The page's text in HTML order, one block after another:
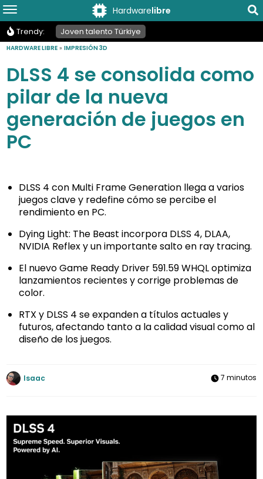
Hardwarelibre
Trendy: Joven talento Türkiye
HARDWARE LIBRE »IMPRESIÓN 3D
DLSS 4 se consolida como
pilar de la nueva
generación de juegos en
PC
DLSS 4 con Multi Frame Generation llega a varios
juegos clave y redefine cómo se percibe el
rendimiento en PC.
Dying Light: The Beast incorpora DLSS 4, DLAA,
NVIDIA Reflex y un importante salto en ray tracing.
El nuevo Game Ready Driver 591.59 WHQL optimiza
lanzamientos recientes y corrige problemas de
color.
RTX y DLSS 4 se expanden a títulos actuales y
futuros, afectando tanto a la calidad visual como al
diseño de los juegos.
Isaac 7 minutos